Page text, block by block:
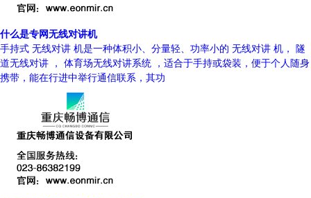
什么是专网无线对讲机
手持式 无线对讲 机是一种体积小、分量轻、功率小的 无线对讲 机， 隧
道无线对讲 ， 体育场无线对讲系统 ，适合于手持或袋装，便于个人随身
携带，能在行进中举行通信联系，其功